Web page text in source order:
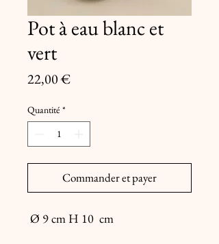
Pot à eau blanc et
vert
22,00 €Prix
Quantité *
Commander et payer
Ø 9 cm H 10 cm